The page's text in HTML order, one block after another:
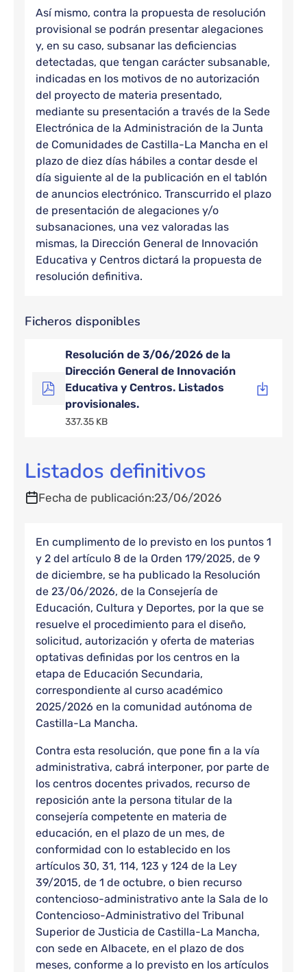
Así mismo, contra la propuesta de resolución
provisional se podrán presentar alegaciones
y, en su caso, subsanar las deficiencias
detectadas, que tengan carácter subsanable,
indicadas en los motivos de no autorización
del proyecto de materia presentado,
mediante su presentación a través de la Sede
Electrónica de la Administración de la Junta
de Comunidades de Castilla-La Mancha en el
plazo de diez días hábiles a contar desde el
día siguiente al de la publicación en el tablón
de anuncios electrónico. Transcurrido el plazo
de presentación de alegaciones y/o
subsanaciones, una vez valoradas las
mismas, la Dirección General de Innovación
Educativa y Centros dictará la propuesta de
resolución definitiva.
Ficheros disponibles
Resolución de 3/06/2026 de la
Dirección General de Innovación
Educativa y Centros. Listados
provisionales.
337.35 KB
Listados definitivos
Fecha de publicación 23/06/2026
En cumplimento de lo previsto en los puntos 1
y 2 del artículo 8 de la Orden 179/2025, de 9
de diciembre, se ha publicado la Resolución
de 23/06/2026, de la Consejería de
Educación, Cultura y Deportes, por la que se
resuelve el procedimiento para el diseño,
solicitud, autorización y oferta de materias
optativas definidas por los centros en la
etapa de Educación Secundaria,
correspondiente al curso académico
2025/2026 en la comunidad autónoma de
Castilla-La Mancha.
Contra esta resolución, que pone fin a la vía
administrativa, cabrá interponer, por parte de
los centros docentes privados, recurso de
reposición ante la persona titular de la
consejería competente en materia de
educación, en el plazo de un mes, de
conformidad con lo establecido en los
artículos 30, 31, 114, 123 y 124 de la Ley
39/2015, de 1 de octubre, o bien recurso
contencioso-administrativo ante la Sala de lo
Contencioso-Administrativo del Tribunal
Superior de Justicia de Castilla-La Mancha,
con sede en Albacete, en el plazo de dos
meses, conforme a lo previsto en los artículos